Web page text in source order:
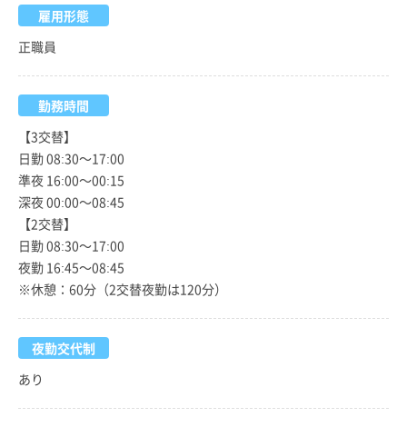
雇用形態
正職員
勤務時間
【3交替】
日勤 08:30～17:00
準夜 16:00～00:15
深夜 00:00～08:45
【2交替】
日勤 08:30～17:00
夜勤 16:45～08:45
※休憩：60分（2交替夜勤は120分）
夜勤交代制
あり